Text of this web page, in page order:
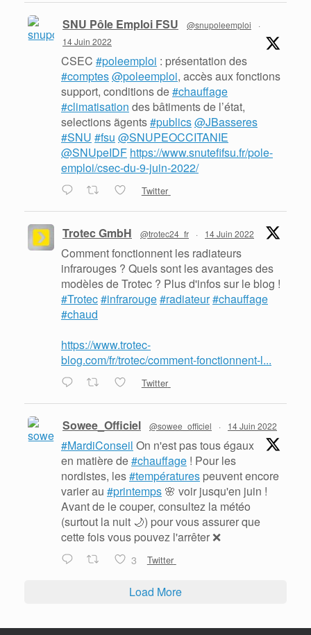
SNU Pôle Emploi FSU @snupoleemploi
·
14 Juin 2022
CSEC #poleemploi : présentation des
#comptes@poleemploi, accès aux fonctions
support, conditions de#chauffage
#climatisation des bâtiments de l’état,
selections ãgents#publics@JBasseres
#SNU #fsu @SNUPEOCCITANIE
@SNUpeIDF https://www.snutefifsu.fr/pole-
emploi/csec-du-9-juin-2022/
Twitter
Trotec GmbH @trotec24_fr · 14 Juin 2022
Comment fonctionnent les radiateurs
infrarouges ? Quels sont les avantages des
modèles de Trotec ? Plus d'infos sur le blog !
#Trotec#infrarouge#radiateur#chauffage
#chaud
https://www.trotec-
blog.com/fr/trotec/comment-fonctionnent-l...
Twitter
Sowee_Officiel @sowee_officiel · 14 Juin 2022
#MardiConseil On n'est pas tous égaux
en matière de#chauffage ! Pour les
nordistes, les#températures peuvent encore
varier au #printemps 🌸 voir jusqu'en juin !
Avant de le couper, consultez la météo
(surtout la nuit 🌙) pour vous assurer que
cette fois vous pouvez l'arrêter ❌
3 Twitter
Load More